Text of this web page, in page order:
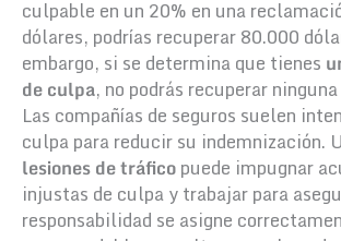
culpable en un 20% en una
dólares, podrías recuperar 80.000
embargo, si se determina que tienes
de culpa, no podrás recuperar
Las compañías de seguros suelen
culpa para reducir su indemnización.
lesiones de tráficopuede impugnar
injustas de culpa y trabajar para
responsabilidad se asigne